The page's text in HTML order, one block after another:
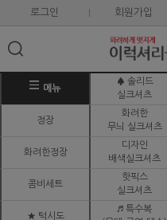
로그인 회원가입
메뉴
♠ 솔리드
실크셔츠
정장
화려한
무늬 실크셔츠
화려한정장
디자인
배색실크셔츠
콤비세트
핫픽스
실크셔츠
★ 턱시도
♬ 특수복